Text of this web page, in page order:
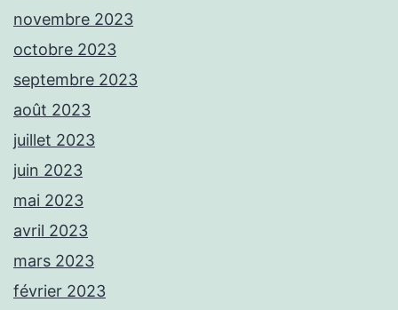
novembre 2023
octobre 2023
septembre 2023
août 2023
juillet 2023
juin 2023
mai 2023
avril 2023
mars 2023
février 2023